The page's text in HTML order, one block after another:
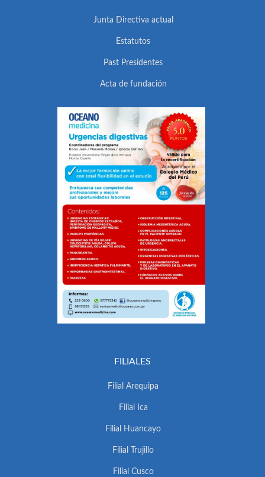
Junta Directiva actual
Estatutos
Past Presidentes
Acta de fundación
FILIALES
Filial Arequipa
Filial Ica
Filial Huancayo
Filial Trujillo
Filial Cusco